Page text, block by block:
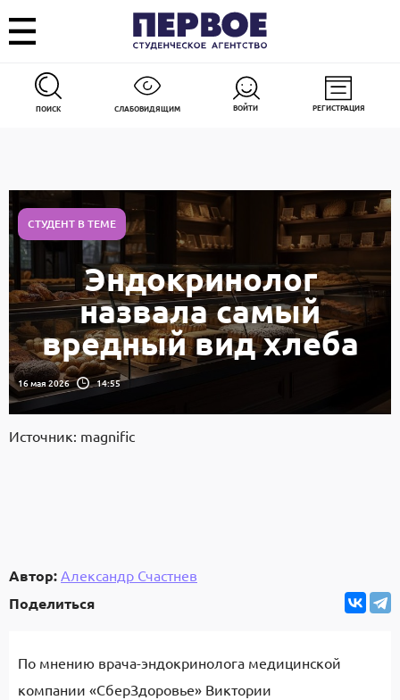
ПОИСК СЛАБОВИДЯЩИМ ВОЙТИ РЕГИСТРАЦИЯ
СТУДЕНТ В ТЕМЕ
Эндокринолог
назвала самый
вредный вид хлеба
16 мая 2026 14:55
Источник: magnific
Автор: Александр Счастнев
Поделиться
По мнению врача-эндокринолога медицинской
компании «СберЗдоровье» Виктории